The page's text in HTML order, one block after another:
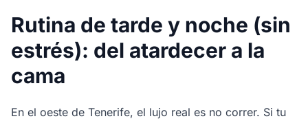
Rutina de tarde y noche (sin
estrés): del atardecer a la
cama
En el oeste de Tenerife, el lujo real es no correr. Si tu